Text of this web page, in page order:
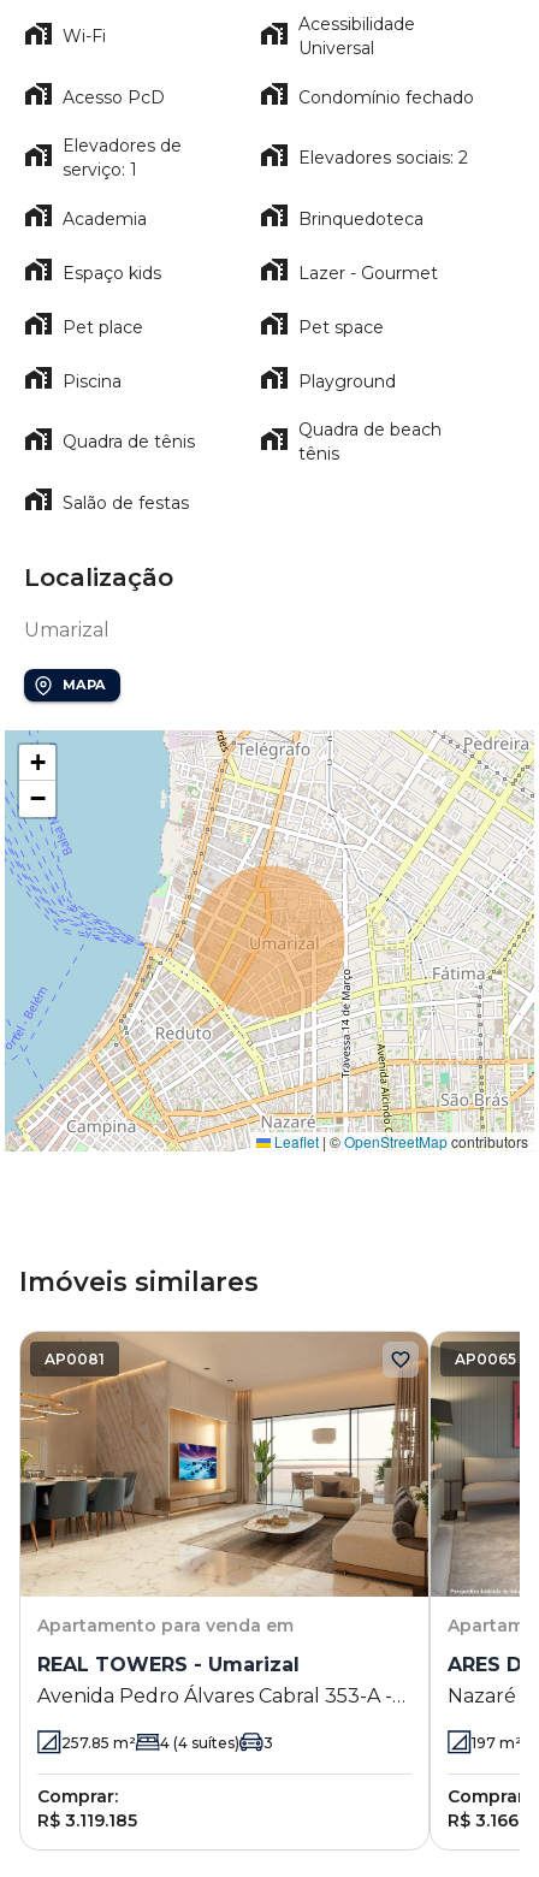
Wi-Fi
Acessibilidade
Universal
Acesso PcD Condomínio fechado
Elevadores de
serviço: 1
Elevadores sociais: 2
Academia Brinquedoteca
Espaço kids Lazer - Gourmet
Pet place Pet space
Piscina Playground
Quadra de tênis
Quadra de beach
tênis
Salão de festas
Localização
Umarizal
MAPA
+
−
Leaflet | ©OpenStreetMapcontributors
Imóveis similares
AP0081
Apartamento para venda em
REAL TOWERS - Umarizal
Avenida Pedro Álvares Cabral 353-A -
Umarizal - Belém - PA
257.85 m² 4 (4 suítes) 3
Comprar:
R$ 3.119.185
AP0065
ARES
Nazaré
197 m²
Comprar:
R$